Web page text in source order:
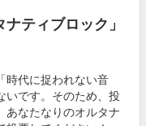
ティブロック」
時代に捉われない音
いです。そのため、投
あなたなりのオルタナ